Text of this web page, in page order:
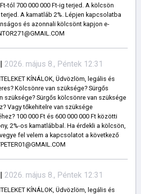
tól 700 000 000 Ft-ig terjed. A kölcsön
A kamatláb 2%. Lépjen kapcsolatba
és azonnali kölcsönt kapjon e-
| 2026. május 8., Péntek 12:31
KÍNÁLOK, Üdvözlöm, legális és
Kölcsönre van szüksége? Sürgős
szüksége? Sürgős kölcsönre van szüksége
Vagy tőkehitelre van szüksége
100 000 Ft és 600 000 000 Ft közötti
2%-os kamatlábbal. Ha érdekli a kölcsön,
fel velem a kapcsolatot a következő
| 2026. május 8., Péntek 12:31
KÍNÁLOK, Üdvözlöm, legális és